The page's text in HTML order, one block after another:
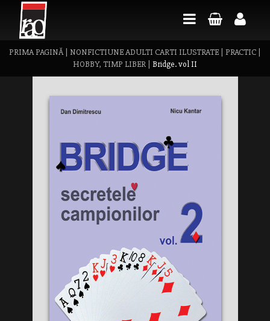
PRIMA PAGINĂ| NONFICTIUNE ADULTI CARTI ILUSTRATE PRACTIC
HOBBY, TIMP LIBER
Bridge. vol II